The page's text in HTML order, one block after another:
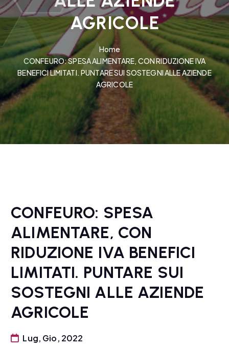
AGRICOLE
Home
CONFEURO: SPESA ALIMENTARE, CON RIDUZIONE IVA
BENEFICI LIMITATI. PUNTARE SUI SOSTEGNI ALLE AZIENDE
AGRICOLE
CONFEURO: SPESA
ALIMENTARE, CON
RIDUZIONE IVA BENEFICI
LIMITATI. PUNTARE SUI
SOSTEGNI ALLE AZIENDE
AGRICOLE
Lug, Gio, 2022